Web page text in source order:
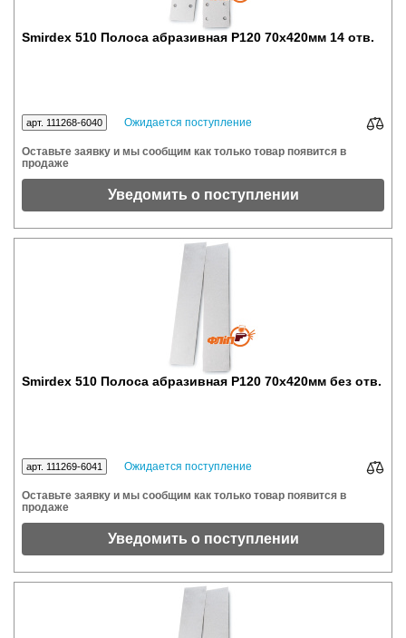
Smirdex 510 Полоса абразивная P120 70x420мм 14 отв.
арт. 111268-6040 Ожидается поступление
Оставьте заявку и мы сообщим как только товар появится в
продаже
Уведомить о поступлении
Smirdex 510 Полоса абразивная P120 70x420мм без отв.
арт. 111269-6041 Ожидается поступление
Оставьте заявку и мы сообщим как только товар появится в
продаже
Уведомить о поступлении